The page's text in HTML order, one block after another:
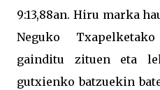
9:13,88an. Hiru marka
Neguko
gainditu zituen eta
gutxienko batzuekin